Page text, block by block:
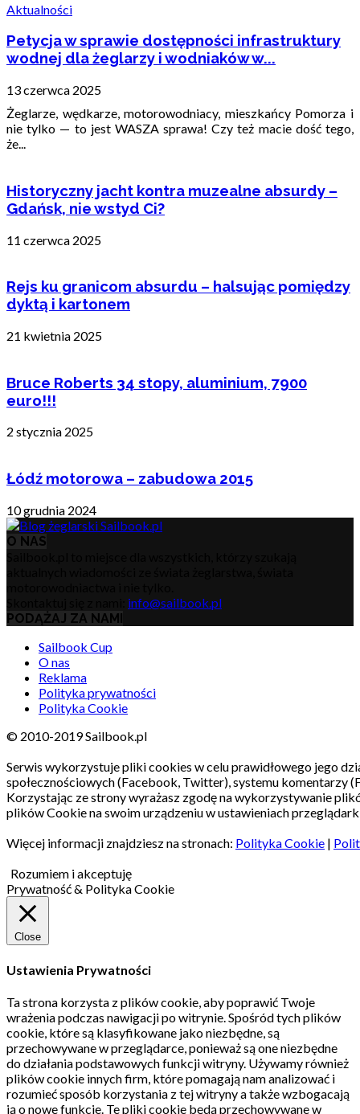
Aktualności
Petycja w sprawie dostępności infrastruktury
wodnej dla żeglarzy i wodniaków w...
13 czerwca 2025
Żeglarze, wędkarze, motorowodniacy, mieszkańcy Pomorza i
nie tylko — to jest WASZA sprawa! Czy też macie dość tego,
że...
Historyczny jacht kontra muzealne absurdy –
Gdańsk, nie wstyd Ci?
11 czerwca 2025
Rejs ku granicom absurdu – halsując pomiędzy
dyktą i kartonem
21 kwietnia 2025
Bruce Roberts 34 stopy, aluminium, 7900
euro!!!
2 stycznia 2025
Łódź motorowa – zabudowa 2015
10 grudnia 2024
O NAS
info@sailbook.pl
PODĄŻAJ ZA NAMI
Sailbook Cup
O nas
Reklama
Polityka prywatności
Polityka Cookie
© 2010-2019 Sailbook.pl
Serwis wykorzystuje pliki cookies w celu prawidłowego jego
społecznościowych (Facebook, Twitter), systemu komentarzy
Korzystając ze strony wyrażasz zgodę na wykorzystywanie
plików Cookie na swoim urządzeniu w ustawieniach
Więcej informacji znajdziesz na stronach: Polityka Cookie |
Rozumiem i akceptuję
Prywatność & Polityka Cookie
Close
Ustawienia Prywatności
Ta strona korzysta z plików cookie, aby poprawić Twoje
wrażenia podczas nawigacji po witrynie.Spośród tych plików
cookie, które są klasyfikowane jako niezbędne, są
przechowywane w przeglądarce, ponieważ są one niezbędne
do działania podstawowych funkcji witryny. Używamy również
plików cookie innych firm, które pomagają nam analizować i
rozumieć sposób korzystania z tej witryny a także wzbogacają
ją o nowe funkcje. Te pliki cookie będą przechowywane w